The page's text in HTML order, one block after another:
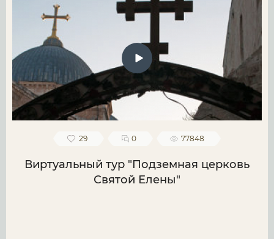
29 0 77848
Виртуальный тур "Подземная церковь
Святой Елены"